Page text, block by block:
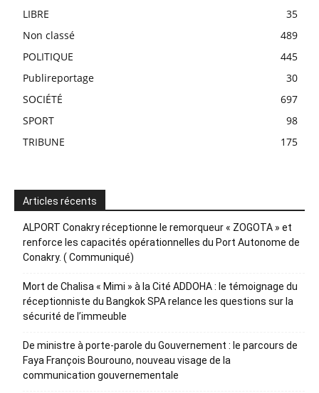
LIBRE
35
Non classé
489
POLITIQUE
445
Publireportage
30
SOCIÉTÉ
697
SPORT
98
TRIBUNE
175
Articles récents
ALPORT Conakry réceptionne le remorqueur « ZOGOTA » et
renforce les capacités opérationnelles du Port Autonome de
Conakry. ( Communiqué)
Mort de Chalisa « Mimi » à la Cité ADDOHA : le témoignage du
réceptionniste du Bangkok SPA relance les questions sur la
sécurité de l’immeuble
De ministre à porte-parole du Gouvernement : le parcours de
Faya François Bourouno, nouveau visage de la
communication gouvernementale